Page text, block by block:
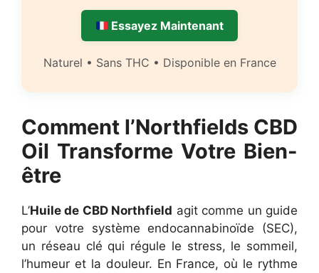
Essayez Maintenant
Naturel • Sans THC • Disponible en France
Comment l’Northfields CBD
Oil Transforme Votre Bien-
être
L’Huile de CBD Northfield agit comme un guide
pour votre système endocannabinoïde (SEC),
un réseau clé qui régule le stress, le sommeil,
l’humeur et la douleur. En France, où le rythme